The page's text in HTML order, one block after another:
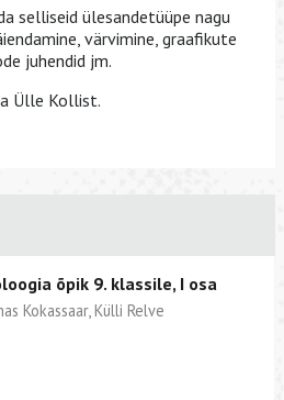
selliseid ülesandetüüpe nagu
värvimine, graafikute
juhendid jm.
Ülle Kollist.
õpik 9. klassile, I osa
Kokassaar, Külli Relve